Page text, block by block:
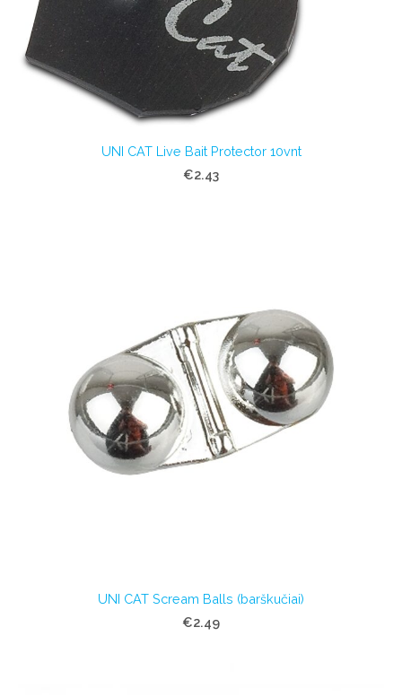
UNI CAT Live Bait Protector 10vnt
€2.43
UNI CAT Scream Balls (barškučiai)
€2.49